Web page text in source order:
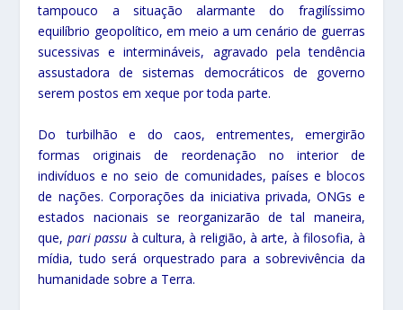
tampouco a situação alarmante do fragilíssimo
equilíbrio geopolítico, em meio a um cenário de guerras
sucessivas e intermináveis, agravado pela tendência
assustadora de sistemas democráticos de governo
serem postos em xeque por toda parte.
Do turbilhão e do caos, entrementes, emergirão
formas originais de reordenação no interior de
indivíduos e no seio de comunidades, países e blocos
de nações. Corporações da iniciativa privada, ONGs e
estados nacionais se reorganizarão de tal maneira,
que, pari passu à cultura, à religião, à arte, à filosofia, à
mídia, tudo será orquestrado para a sobrevivência da
humanidade sobre a Terra.